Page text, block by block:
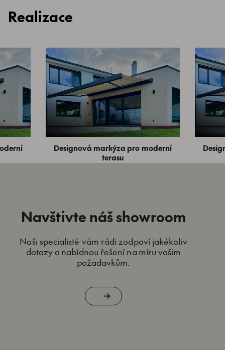
Realizace
Designová markýza pro moderní
terasu
Navštivte náš showroom
Naši specialisté vám rádi zodpoví jakékoliv
dotazy a nabídnou řešení na míru vašim
požadavkům.